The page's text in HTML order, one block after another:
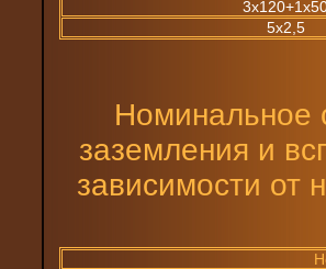
5х2,5
Номинальное
заземления и
зависимости от